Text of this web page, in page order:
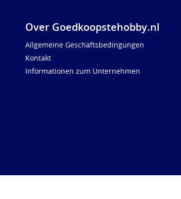
Over Goedkoopstehobby.nl
Allgemeine Geschäftsbedingungen
Kontakt
Informationen zum Unternehmen